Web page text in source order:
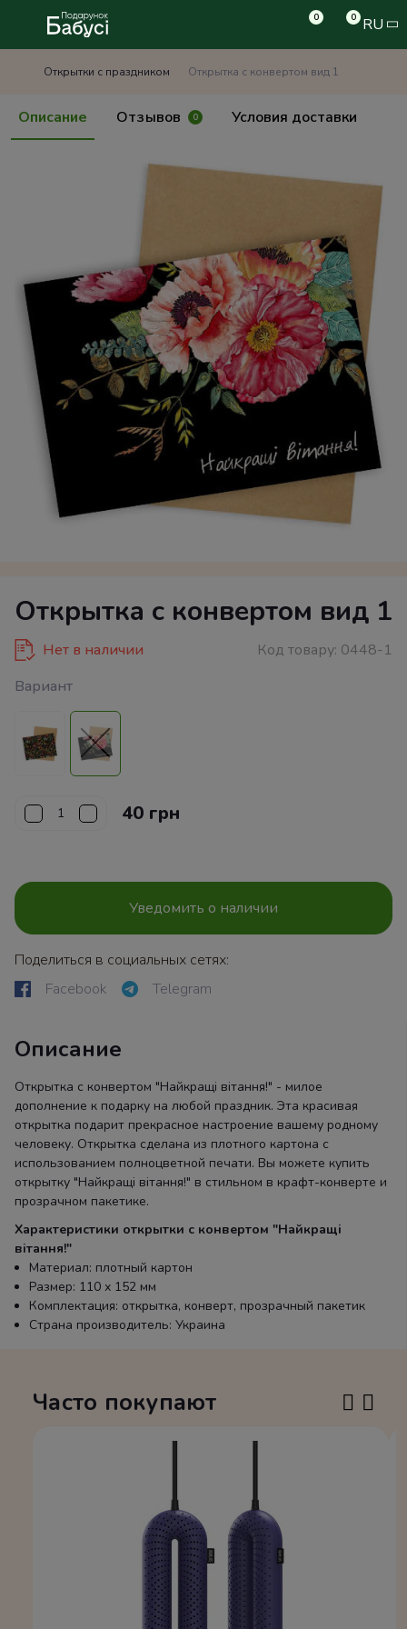
0 0 RU
Открытки с праздником Открытка с конвертом вид 1
Описание Отзывов 0 Условия доставки
Открытка с конвертом вид 1
Нет в наличии Код товару: 0448-1
Вариант
40 грн
Уведомить о наличии
Поделиться в социальных сетях:
Facebook
Telegram
Описание
Открытка с конвертом "Найкращі вітання!" - милое
дополнение к подарку на любой праздник. Эта красивая
открытка подарит прекрасное настроение вашему родному
человеку. Открытка сделана из плотного картона с
использованием полноцветной печати. Вы можете купить
открытку "Найкращі вітання!" в стильном в крафт-конверте и
прозрачном пакетике.
Характеристики открытки с конвертом "Найкращі
вітання!"
Материал: плотный картон
Размер: 110 х 152 мм
Комплектация: открытка, конверт, прозрачный пакетик
Страна производитель: Украина
Часто покупают